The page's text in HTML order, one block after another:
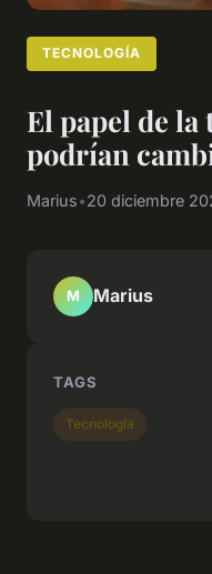
TECNOLOGÍA
El papel de la
podrían
Marius•20 diciembre
M Marius
TAGS
Tecnología